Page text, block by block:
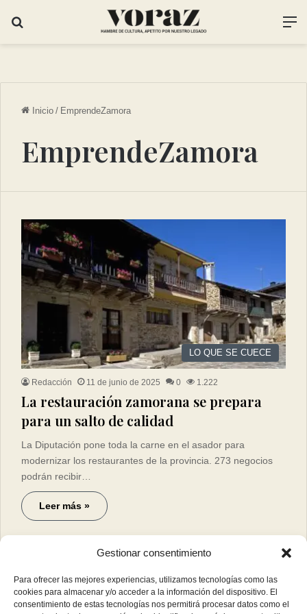
Gestionar consentimiento
Para ofrecer las mejores experiencias, utilizamos tecnologías como las
cookies para almacenar y/o acceder a la información del dispositivo. El
consentimiento de estas tecnologías nos permitirá procesar datos como el
Inicio / EmprendeZamora
EmprendeZamora
LO QUE SE CUECE
Redacción 11 de junio de 2025 0 1.222
La restauración zamorana se prepara
para un salto de calidad
La Diputación pone toda la carne en el asador para
modernizar los restaurantes de la provincia. 273 negocios
podrán recibir…
Leer más »